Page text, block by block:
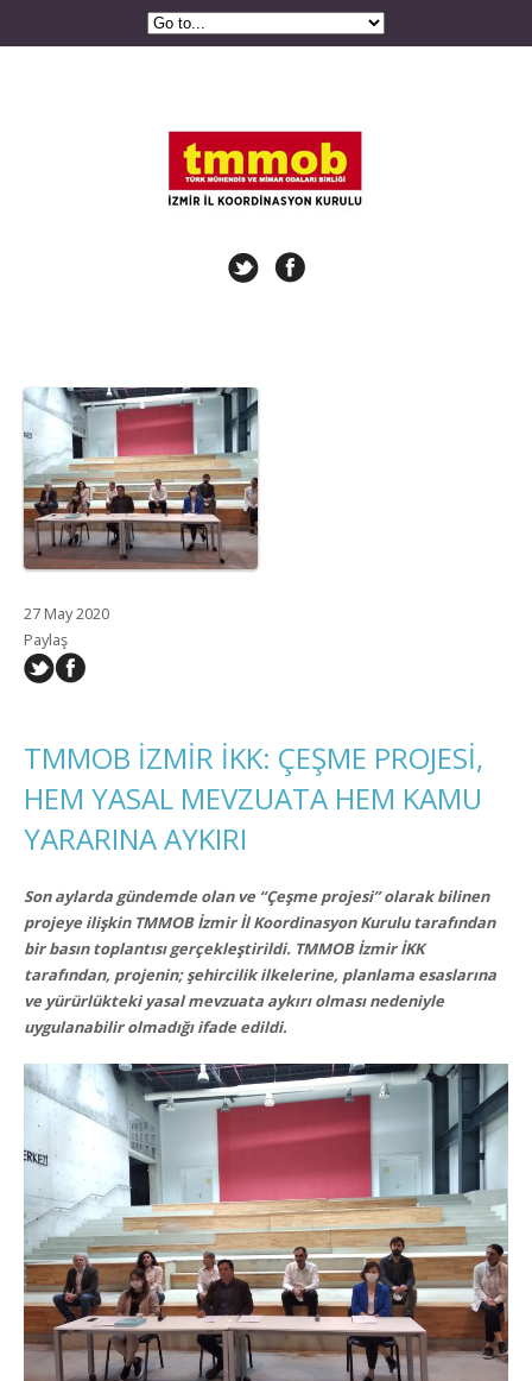
27 May 2020
Paylaş
TMMOB İZMİR İKK: ÇEŞME PROJESİ,
HEM YASAL MEVZUATA HEM KAMU
YARARINA AYKIRI
Son aylarda gündemde olan ve “Çeşme projesi” olarak bilinen
projeye ilişkin TMMOB İzmir İl Koordinasyon Kurulu tarafından
bir basın toplantısı gerçekleştirildi. TMMOB İzmir İKK
tarafından, projenin;şehircilik ilkelerine, planlama esaslarına
ve yürürlükteki yasal mevzuata aykırı olması nedeniyle
uygulanabilir olmadığı ifade edildi.